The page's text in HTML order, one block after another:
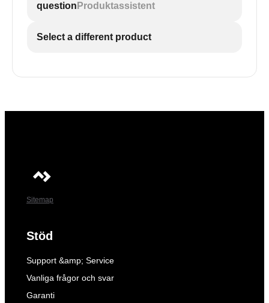
question Produktassistent
Select a different product
Sitemap
Stöd
Support &amp; Service
Vanliga frågor och svar
Garanti